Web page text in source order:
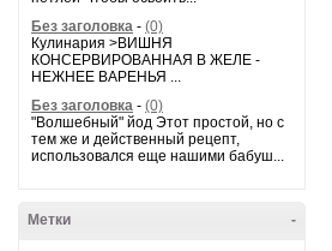
Без заголовка - (0)
Кулинария >ВИШНЯ
КОНСЕРВИРОВАННАЯ В ЖЕЛЕ -
НЕЖНЕЕ ВАРЕНЬЯ ...
Без заголовка - (0)
"Волшебный" йод Этот простой, но с
тем же и действенный рецепт,
использовался еще нашими бабуш...
-
Метки